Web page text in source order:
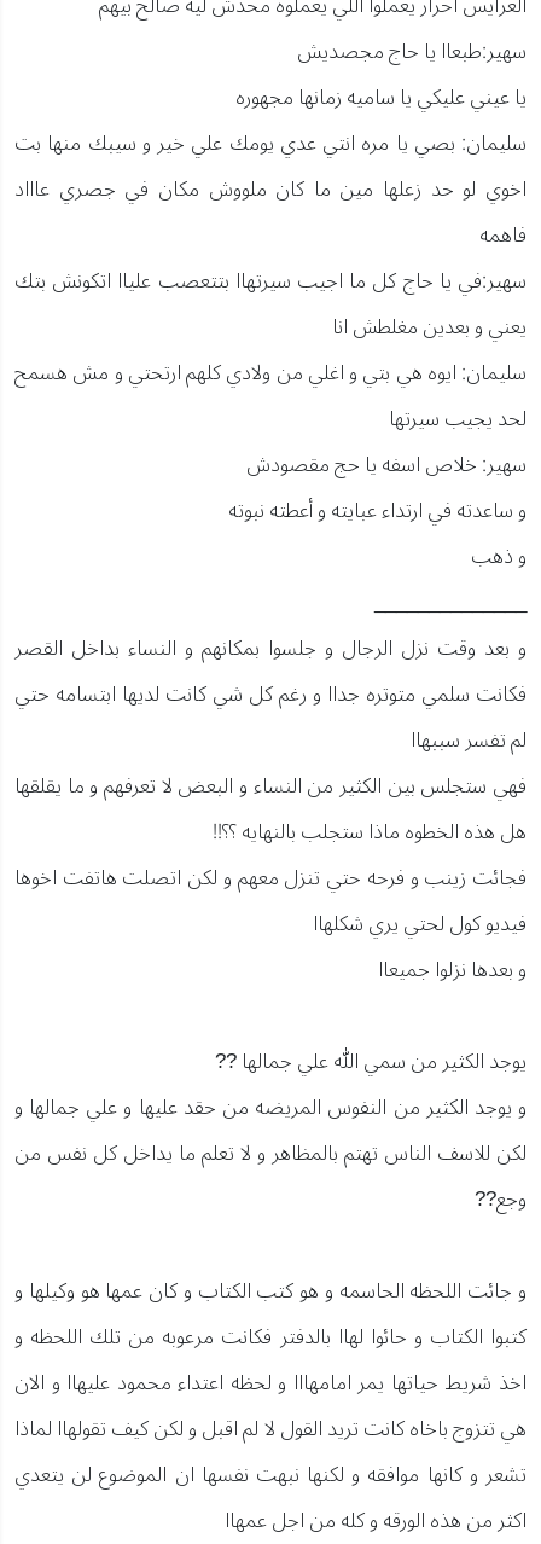
سهير:طبعاا يا حاج مجصديش
يا عيني عليكي يا ساميه زمانها مجهوره
سليمان: بصي يا مره انتي عدي يومك علي خير و سيبك منها بت
اخوي لو حد زعلها مين ما كان ملووش مكان في جصري عاااد
فاهمه
سهير:في يا حاج كل ما اجيب سيرتهاا بتتعصب علياا اتكونش بتك
يعني و بعدين مغلطش انا
سليمان: ايوه هي بتي و اغلي من ولادي كلهم ارتحتي و مش هسمح
لحد يجيب سيرتها
سهير: خلاص اسفه يا حج مقصودش
و ساعدته في ارتداء عبايته و أعطته نبوته
و ذهب
______________
و بعد وقت نزل الرجال و جلسوا بمكانهم و النساء بداخل القصر
فكانت سلمي متوتره جداا و رغم كل شي كانت لديها ابتسامه حتي
لم تفسر سببهاا
فهي ستجلس بين الكثير من النساء و البعض لا تعرفهم و ما يقلقها
هل هذه الخطوه ماذا ستجلب بالنهايه ؟؟!!
فجائت زينب و فرحه حتي تنزل معهم و لكن اتصلت هاتفت اخوها
فيديو كول لحتي يري شكلهاا
و بعدها نزلوا جميعاا
يوجد الكثير من سمي الله علي جمالها ??
و يوجد الكثير من النفوس المريضه من حقد عليها و علي جمالها و
لكن للاسف الناس تهتم بالمظاهر و لا تعلم ما يداخل كل نفس من
وجع??
و جائت اللحظه الحاسمه و هو كتب الكتاب و كان عمها هو وكيلها و
كتبوا الكتاب و حائوا لهاا بالدفتر فكانت مرعوبه من تلك اللحظه و
اخذ شريط حياتها يمر امامهااا و لحظه اعتداء محمود عليهاا و الان
هي تتزوج باخاه كانت تريد القول لا لم اقبل و لكن كيف تقولهاا لماذا
تشعر و كانها موافقه و لكنها نبهت نفسها ان الموضوع لن يتعدي
اكثر من هذه الورقه و كله من اجل عمهاا